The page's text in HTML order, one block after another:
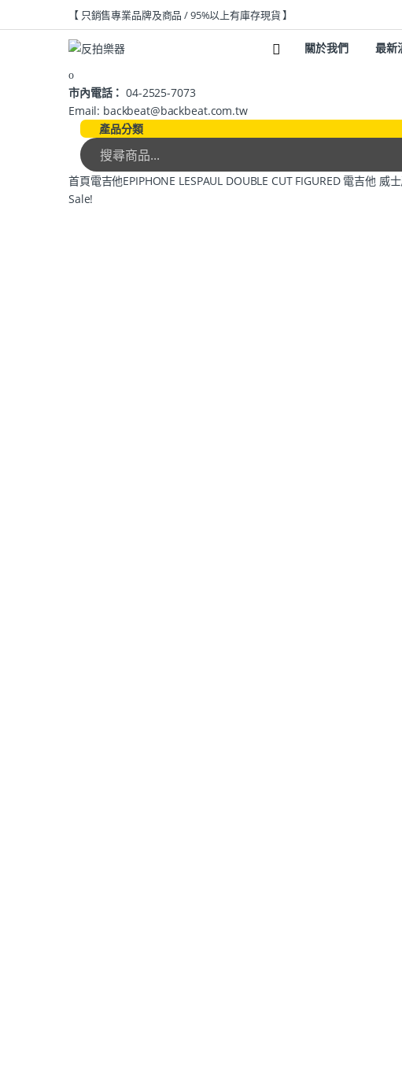
【 只銷售專業品牌及商品 / 95%以上有庫存現貨 】
關於我們 最新
市內電話： 04-2525-7073
Email: backbeat@backbeat.com.tw
產品分類
首頁電吉他EPIPHONE LESPAUL DOUBLE CUT FIGURED 電吉他 威
Sale!